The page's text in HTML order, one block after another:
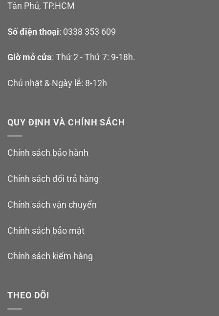
Tân Phú, TP.HCM
Số điện thoại: 0338 353 609
Giờ mở cửa: Thứ 2 - Thứ 7: 9-18h.
Chủ nhật & Ngày lễ: 8-12h
QUY ĐỊNH VÀ CHÍNH SÁCH
Chính sách bảo hành
Chính sách đổi trả hàng
Chính sách vận chuyển
Chính sách bảo mật
Chính sách kiểm hàng
THEO DÕI